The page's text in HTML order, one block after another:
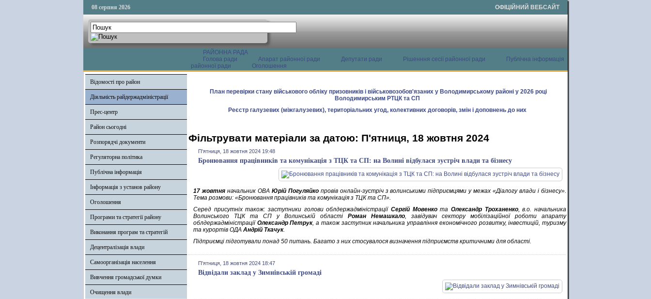
08 серпня 2026 ОФІЦІЙНИЙ ВЕБСАЙТ
РАЙОННА РАДА
Голова ради
Апарат районної ради Депутати ради Рішенння сесії районної ради
Публічна інформація
районної ради
Оголошення
Відомості про район
Діяльність райдержадміністрації
Прес-центр
Район сьогодні
Розпорядчі документи
Регуляторна політика
Публічна інформація
Інформація з установ району
Оголошення
Програми та стратегії району
Виконання програм та стратегій
Децентралізація влади
Самоорганізація населення
Вивчення громадської думки
Очищення влади
План перевірки стану військового обліку призовників і військовозобов'язаних у Володимирському районі у 2026 році
Володимирським РТЦК та СП
Реєстр галузевих (міжгалузевих), територіальних угод, колективних договорів, змін і доповнень до них
Фільтрувати матеріали за датою: П'ятниця, 18 жовтня 2024
П'ятниця, 18 жовтня 2024 19:48
Бронювання працівників та комунікація з ТЦК та СП: на Волині відбулася зустріч влади та бізнесу
17 жовтняначальник ОВА Юрій Погуляйкопровів онлайн-зустріч з волинськими підприємцями у межах «Діалогу влади і бізнесу».
Тема розмови: «Бронювання працівників та комунікація з ТЦК та СП».
Серед присутніх також: заступники голови облдержадміністрації Сергій МовенкотаОлександр Троханенко, в.о. начальника
Волинського ТЦК та СП у Волинській області Роман Немашкало, завідувач сектору мобілізаційної роботи апарату
облдержадміністрації Олександр Петрук, а також заступник начальника управління економічного розвитку, інвестицій, туризму
та курортів ОДА Андрій Ткачук.
Підприємці підготували понад 50 питань. Багато з них стосувалося визначення підприємств критичними для області.
П'ятниця, 18 жовтня 2024 18:47
Відвідали заклад у Зимнівській громаді